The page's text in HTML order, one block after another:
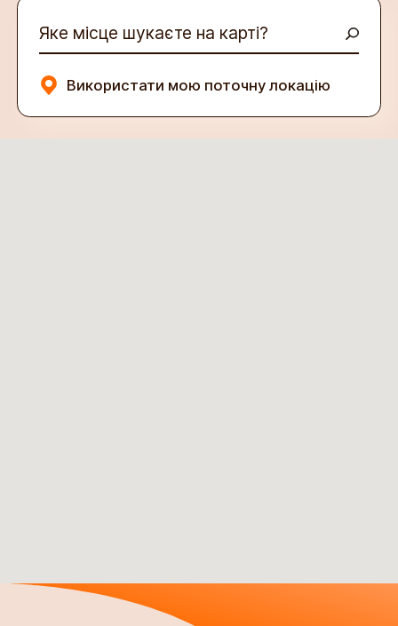
Яке місце шукаєте на карті?
Використати мою поточну локацію